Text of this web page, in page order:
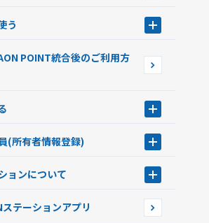
う
いて
POINT統合後のご利用方
ージする
る
(所有者情報登録)
員登録に伴う個人データの共同利用のお知
ョンについて
ンWAON端末について
テーションアプリ